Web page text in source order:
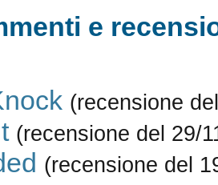
e
(recensione
(recensione del 29/
(recensione del